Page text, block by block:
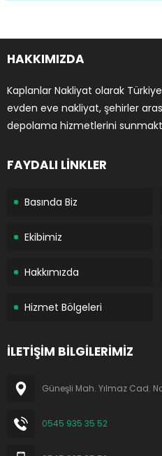
HAKKIMIZDA
Kaplanlar Nakliyat olarak
evden eve nakliyat, şehirler
depolama hizmetlerini
FAYDALI LİNKLER
Basında Biz
Ekibimiz
Hakkımızda
Hizmet Bölgeleri
İLETİŞİM BİLGİLERİMİZ
Güneşli Mah. Yılmaz Cad.
0545 935 35 52